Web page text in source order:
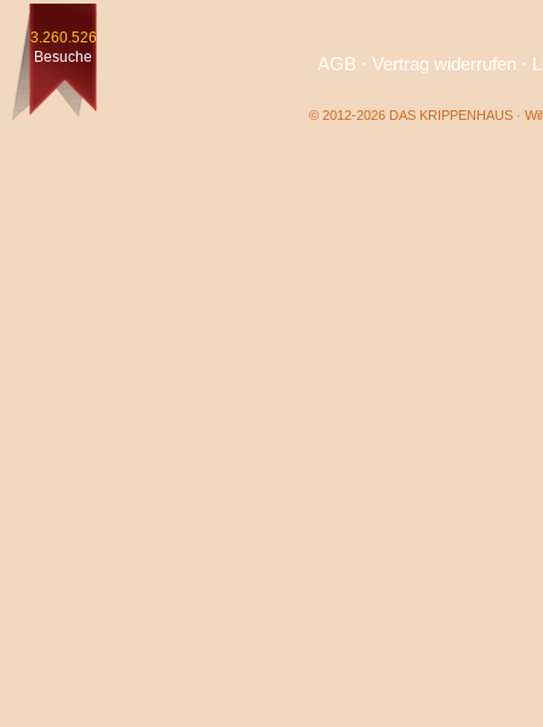
3.260.526
Besuche
AGB · Vertrag widerrufen·
© 2012-2026 DAS KRIPPENHAUS ·